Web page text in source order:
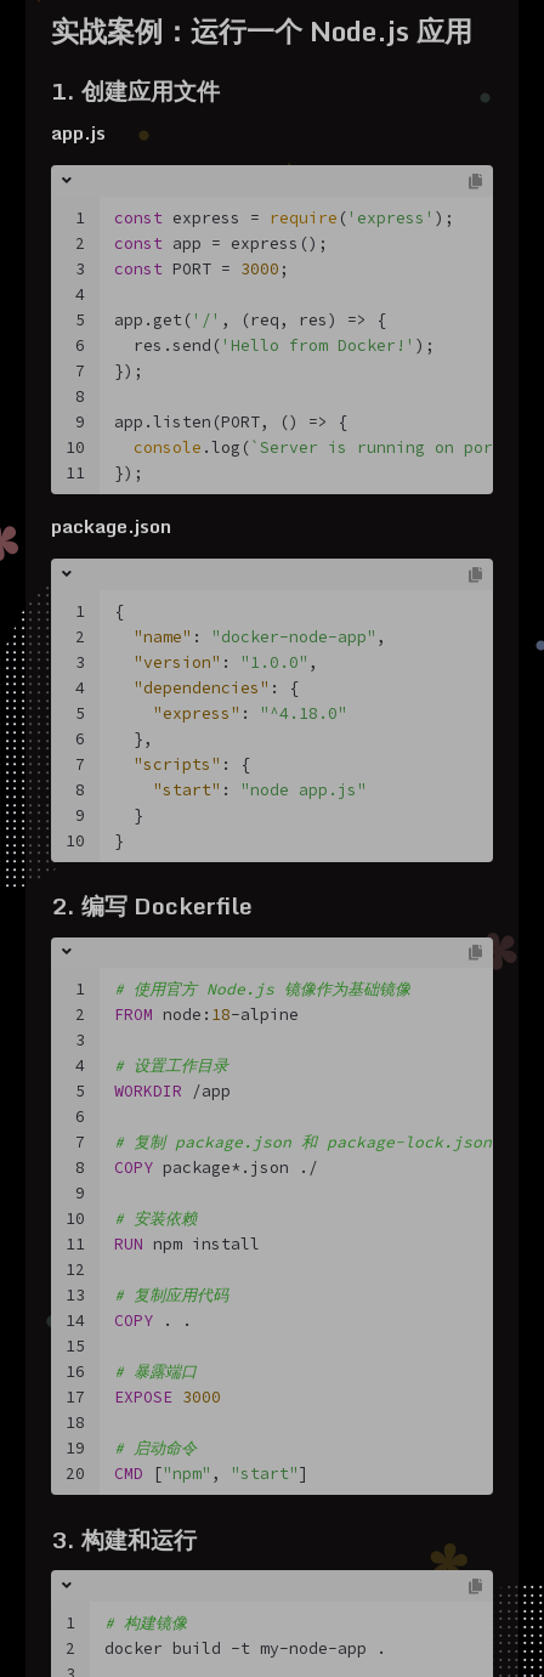
实战案例：运行一个 Node.js 应用
1. 创建应用文件
app.js
1
2
3
4
5
6
7
8
9
10
11
const express = require ( 'express' );
const app = express();
const PORT = 3000 ;
app.get( '/' , (req, res) => {
  res.send(
'Hello from Docker!' );
});
app.listen(PORT, () => {
console .log(`Server is running on port
});
package.json
1
2
3
4
5
6
7
8
9
10
{
"name" : "docker-node-app" ,
"version" : "1.0.0" ,
"dependencies" : {
"express" :
"^4.18.0"
  },
"scripts" : {
"start" :
"node app.js"
  }
}
2. 编写 Dockerfile
1
2
3
4
5
6
7
8
9
10
11
12
13
14
15
16
17
18
19
20
# 使用官方 Node.js 镜像作为基础镜像
FROM node: 18-alpine
# 设置工作目录
WORKDIR /app
# 复制 package.json 和 package-lock.json
COPY package*.json ./
# 安装依赖
RUN npm install
# 复制应用代码
COPY . .
# 暴露端口
EXPOSE 3000
# 启动命令
CMD ["npm" , "start"]
3. 构建和运行
1
2
# 构建镜像
docker build -t my-node-app .